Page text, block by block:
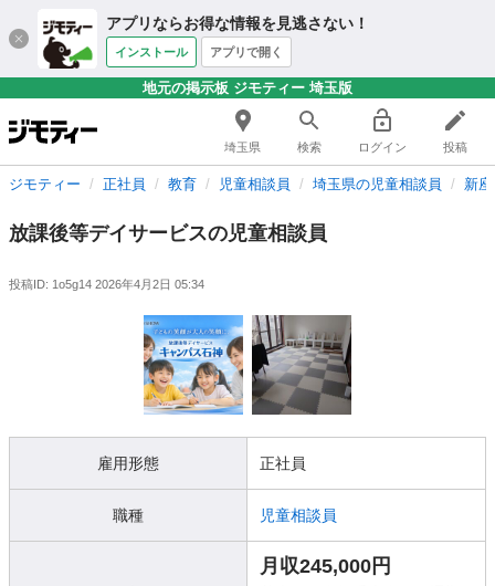
アプリならお得な情報を見逃さない！
インストール アプリで開く
地元の掲示板 ジモティー 埼玉版
埼玉県 検索 ログイン 投稿
ジモティー 正社員 教育 児童相談員 埼玉県の児童相談員 新
放課後等デイサービスの児童相談員
投稿ID: 1o5g14 2026年4月2日 05:34
雇用形態 正社員
職種 児童相談員
月収245,000円